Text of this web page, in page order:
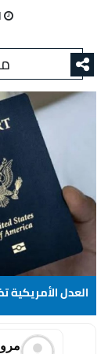
العدل الأمريكية